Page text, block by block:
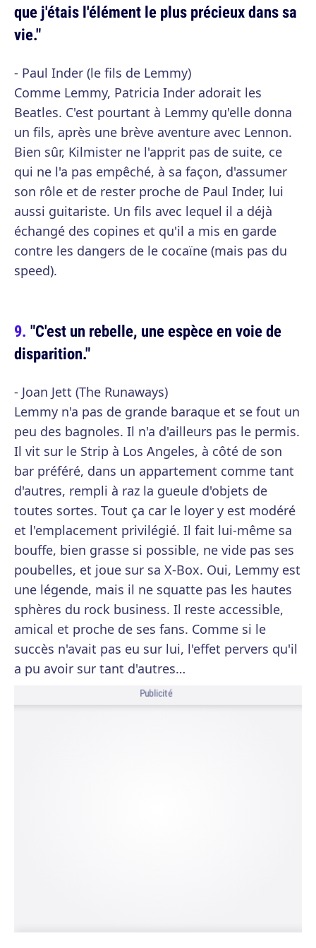
que j'étais l'élément le plus précieux dans sa
vie."
- Paul Inder (le fils de Lemmy)
Comme Lemmy, Patricia Inder adorait les
Beatles. C'est pourtant à Lemmy qu'elle donna
un fils, après une brève aventure avec Lennon.
Bien sûr, Kilmister ne l'apprit pas de suite, ce
qui ne l'a pas empêché, à sa façon, d'assumer
son rôle et de rester proche de Paul Inder, lui
aussi guitariste. Un fils avec lequel il a déjà
échangé des copines et qu'il a mis en garde
contre les dangers de le cocaïne (mais pas du
speed).
"C'est un rebelle, une espèce en voie de
disparition."
- Joan Jett (The Runaways)
Lemmy n'a pas de grande baraque et se fout un
peu des bagnoles. Il n'a d'ailleurs pas le permis.
Il vit sur le Strip à Los Angeles, à côté de son
bar préféré, dans un appartement comme tant
d'autres, rempli à raz la gueule d'objets de
toutes sortes. Tout ça car le loyer y est modéré
et l'emplacement privilégié. Il fait lui-même sa
bouffe, bien grasse si possible, ne vide pas ses
poubelles, et joue sur sa X-Box. Oui, Lemmy est
une légende, mais il ne squatte pas les hautes
sphères du rock business. Il reste accessible,
amical et proche de ses fans. Comme si le
succès n'avait pas eu sur lui, l'effet pervers qu'il
a pu avoir sur tant d'autres…
Publicité